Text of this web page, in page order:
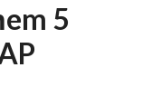
5